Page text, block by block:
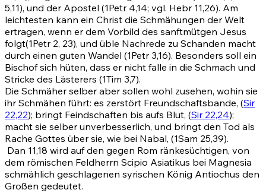
5,11), und der Apostel (1Petr 4,14; vgl. Hebr 11,26). Am
leichtesten kann ein Christ die Schmähungen der Welt
ertragen, wenn er dem Vorbild des sanftmütgen Jesus
folgt(1Petr 2, 23), und üble Nachrede zu Schanden macht
durch einen guten Wandel (1Petr 3,16). Besonders soll ein
Bischof sich hüten, dass er nicht falle in die Schmach und
Stricke des Lästerers (1Tim 3,7).
Die Schmäher selber aber sollen wohl zusehen, wohin sie
ihr Schmähen führt: es zerstört Freundschaftsbande, (Sir
22,22); bringt Feindschaften bis aufs Blut, (Sir 22,24);
macht sie selber unverbesserlich, und bringt den Tod als
Rache Gottes über sie, wie bei Nabal, (1Sam 25,39).
Dan 11,18 wird auf den gegen Rom ränkesüchtigen, von
dem römischen Feldherrn Scipio Asiatikus bei Magnesia
schmählich geschlagenen syrischen König Antiochus den
Großen gedeutet.